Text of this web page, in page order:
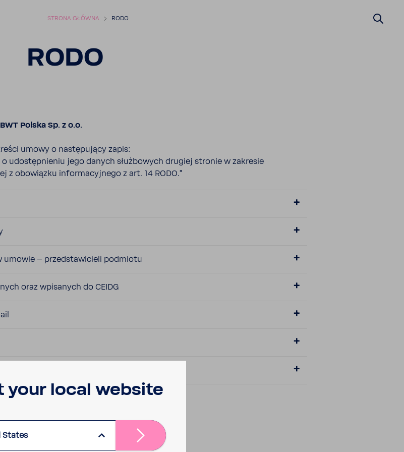
STRONA GŁÓWNA RODO
RODO
Polska Sp. z o.o.
umowy o nastę­pu­jący zapis:
udostęp­nieniu jego danych służ­bo­wych drugiej stronie w zakresie
obowiązku infor­ma­cyj­nego z art. 14 RODO.”
umowie – przed­sta­wi­cieli podmiotu
oraz wpisa­nych do CEIDG
your local website
States